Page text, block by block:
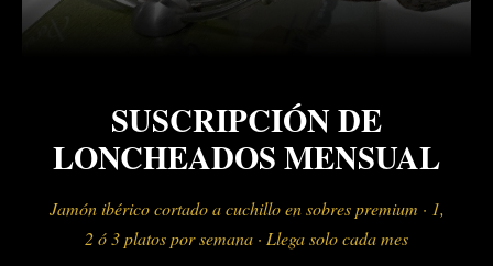
SUSCRIPCIÓN DE
LONCHEADOS MENSUAL
Jamón ibéricocortado a cuchillo en sobres premium · 1,
2 ó 3 platos por semana · Llega solo cada mes